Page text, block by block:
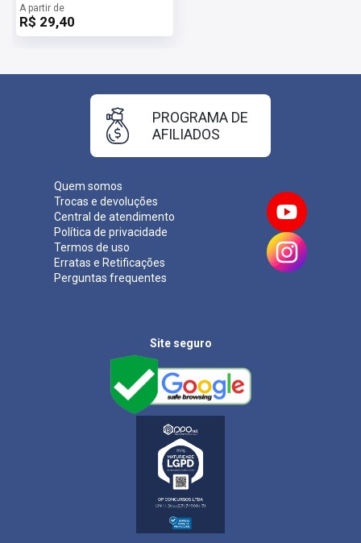
A partir de
R$ 29,40
Quem somos
Trocas e devoluções
Central de atendimento
Política de privacidade
Termos de uso
Erratas e Retificações
Perguntas frequentes
PROGRAMA DE
AFILIADOS
Site seguro